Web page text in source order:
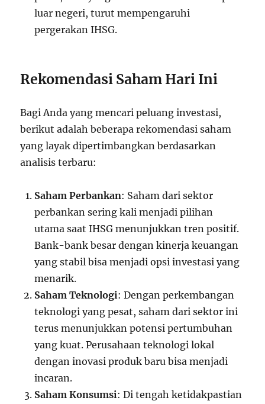
luar negeri, turut mempengaruhi
pergerakan IHSG.
Rekomendasi Saham Hari Ini
Bagi Anda yang mencari peluang investasi,
berikut adalah beberapa rekomendasi saham
yang layak dipertimbangkan berdasarkan
analisis terbaru:
Saham Perbankan: Saham dari sektor
perbankan sering kali menjadi pilihan
utama saat IHSG menunjukkan tren positif.
Bank-bank besar dengan kinerja keuangan
yang stabil bisa menjadi opsi investasi yang
menarik.
Saham Teknologi: Dengan perkembangan
teknologi yang pesat, saham dari sektor ini
terus menunjukkan potensi pertumbuhan
yang kuat. Perusahaan teknologi lokal
dengan inovasi produk baru bisa menjadi
incaran.
Saham Konsumsi: Di tengah ketidakpastian